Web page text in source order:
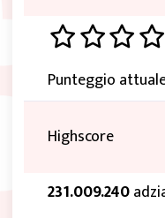
Punteggio
Highscore
231.009.240